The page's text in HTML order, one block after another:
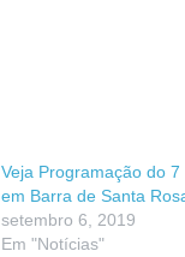
Veja Programação do
em Barra de Santa
setembro 6, 2019
Em "Notícias"